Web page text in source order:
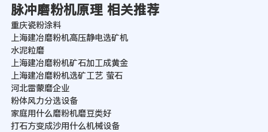
脉冲磨粉机原理 相关推荐
重庆瓷粉涂料
上海建冶磨粉机高压静电选矿机
水泥粒磨
上海建冶磨粉机矿石加工成黄金
上海建冶磨粉机选矿工艺 萤石
河北雷蒙磨企业
粉体风力分选设备
家庭用什么磨粉机磨豆类好
打石方变成沙用什么机械设备